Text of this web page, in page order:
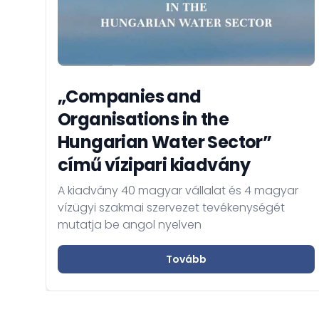
„Companies and
Organisations in the
Hungarian Water Sector”
című vízipari kiadvány
A kiadvány 40 magyar vállalat és 4 magyar
vízügyi szakmai szervezet tevékenységét
mutatja be angol nyelven
Tovább